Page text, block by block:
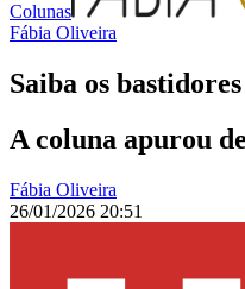
Colunas
Fábia Oliveira
Saiba os
A coluna apurou
Fábia Oliveira
26/01/2026 20:51